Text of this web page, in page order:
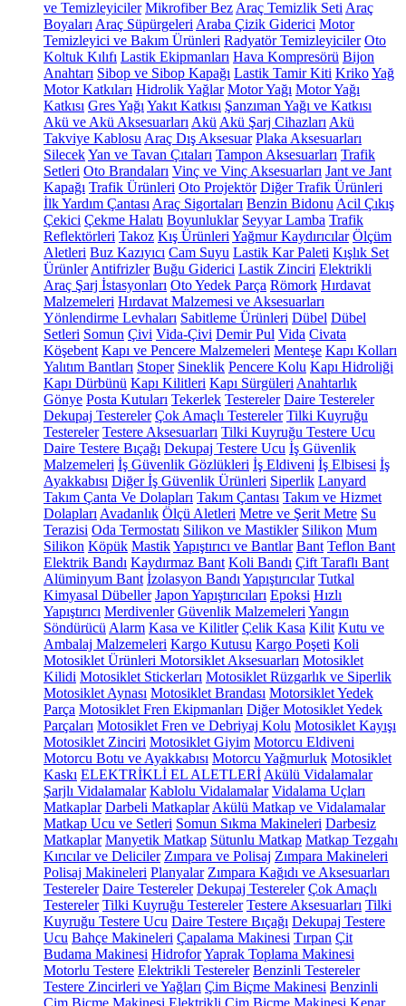
ve Temizleyiciler Mikrofiber Bez Araç Temizlik Seti Araç
Boyaları Araç Süpürgeleri Araba Çizik Giderici Motor
Temizleyici ve Bakım Ürünleri Radyatör Temizleyiciler Oto
Koltuk Kılıfı Lastik Ekipmanları Hava Kompresörü Bijon
Anahtarı Sibop ve Sibop Kapağı Lastik Tamir Kiti KrikoYağ
Motor Katkıları Hidrolik Yağlar Motor Yağı Motor Yağı
Katkısı Gres Yağı Yakıt Katkısı Şanzıman Yağı ve Katkısı
Akü ve Akü Aksesuarları Akü Akü Şarj Cihazları Akü
Takviye Kablosu Araç Dış Aksesuar Plaka Aksesuarları
SilecekYan ve Tavan Çıtaları Tampon Aksesuarları Trafik
Setleri Oto Brandaları Vinç ve Vinç Aksesuarları Jant ve Jant
Kapağı Trafik Ürünleri Oto Projektör Diğer Trafik Ürünleri
İlk Yardım Çantası Araç Sigortaları Benzin Bidonu Acil Çıkış
Çekici Çekme Halatı Boyunluklar Seyyar Lamba Trafik
Reflektörleri Takoz Kış Ürünleri Yağmur Kaydırıcılar Ölçüm
Aletleri Buz Kazıyıcı Cam Suyu Lastik Kar Paleti Kışlık Set
Ürünler Antifrizler Buğu Giderici Lastik Zinciri Elektrikli
Araç Şarj İstasyonları Oto Yedek Parça Römork Hırdavat
Malzemeleri Hırdavat Malzemesi ve Aksesuarları
Yönlendirme Levhaları Sabitleme Ürünleri Dübel Dübel
Setleri Somun Çivi Vida-Çivi Demir Pul Vida Civata
Köşebent Kapı ve Pencere Malzemeleri Menteşe Kapı Kolları
Yalıtım Bantları Stoper Sineklik Pencere Kolu Kapı Hidroliği
Kapı Dürbünü Kapı Kilitleri Kapı Sürgüleri Anahtarlık
Gönye Posta Kutuları Tekerlek Testereler Daire Testereler
Dekupaj Testereler Çok Amaçlı Testereler Tilki Kuyruğu
Testereler Testere Aksesuarları Tilki Kuyruğu Testere Ucu
Daire Testere Bıçağı Dekupaj Testere Ucu İş Güvenlik
Malzemeleri İş Güvenlik Gözlükleri İş Eldiveni İş Elbisesi İş
Ayakkabısı Diğer İş Güvenlik Ürünleri Siperlik Lanyard
Takım Çanta Ve Dolapları Takım Çantası Takım ve Hizmet
Dolapları Avadanlık Ölçü Aletleri Metre ve Şerit Metre Su
Terazisi Oda Termostatı Silikon ve Mastikler Silikon Mum
Silikon Köpük MastikYapıştırıcı ve Bantlar Bant Teflon Bant
Elektrik Bandı Kaydırmaz Bant Koli Bandı Çift Taraflı Bant
Alüminyum Bant İzolasyon Bandı Yapıştırıcılar Tutkal
Kimyasal Dübeller Japon Yapıştırıcıları Epoksi Hızlı
Yapıştırıcı Merdivenler Güvenlik Malzemeleri Yangın
Söndürücü Alarm Kasa ve Kilitler Çelik Kasa Kilit Kutu ve
Ambalaj Malzemeleri Kargo Kutusu Kargo Poşeti Koli
Motosiklet Ürünleri Motorsiklet Aksesuarları Motosiklet
Kilidi Motosiklet Stickerları Motosiklet Rüzgarlık ve Siperlik
Motosiklet Aynası Motosiklet Brandası Motorsiklet Yedek
Parça Motosiklet Fren Ekipmanları Diğer Motosiklet Yedek
Parçaları Motosiklet Fren ve Debriyaj Kolu Motosiklet Kayışı
Motosiklet Zinciri Motosiklet Giyim Motorcu Eldiveni
Motorcu Botu ve Ayakkabısı Motorcu Yağmurluk Motosiklet
Kaskı ELEKTRİKLİ EL ALETLERİ Akülü Vidalamalar
Şarjlı Vidalamalar Kablolu Vidalamalar Vidalama Uçları
Matkaplar Darbeli Matkaplar Akülü Matkap ve Vidalamalar
Matkap Ucu ve Setleri Somun Sıkma Makineleri Darbesiz
Matkaplar Manyetik Matkap Sütunlu Matkap Matkap Tezgahı
Kırıcılar ve Deliciler Zımpara ve Polisaj Zımpara Makineleri
Polisaj Makineleri Planyalar Zımpara Kağıdı ve Aksesuarları
Testereler Daire Testereler Dekupaj Testereler Çok Amaçlı
Testereler Tilki Kuyruğu Testereler Testere Aksesuarları Tilki
Kuyruğu Testere Ucu Daire Testere Bıçağı Dekupaj Testere
Ucu Bahçe Makineleri Çapalama Makinesi Tırpan Çit
Budama Makinesi HidroforYaprak Toplama Makinesi
Motorlu Testere Elektrikli Testereler Benzinli Testereler
Testere Zincirleri ve Yağları Çim Biçme Makinesi Benzinli
Çim Biçme Makinesi Elektrikli Çim Biçme Makinesi Kenar